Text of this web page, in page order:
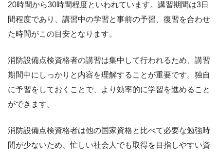
20時間から30時間程度といわれています。講習期間は3日
間程度であり、講習中の学習と事前の予習、復習を合わせ
た時間がこの目安となります。
消防設備点検資格者の講習は集中して行われるため、講習
期間中にしっかりと内容を理解することが重要です。独自
に予習をしておくことで、より効率的に学習を進めること
ができます。
消防設備点検資格者は他の国家資格と比べて必要な勉強時
間が少ないため、忙しい社会人でも取得を目指しやすい資